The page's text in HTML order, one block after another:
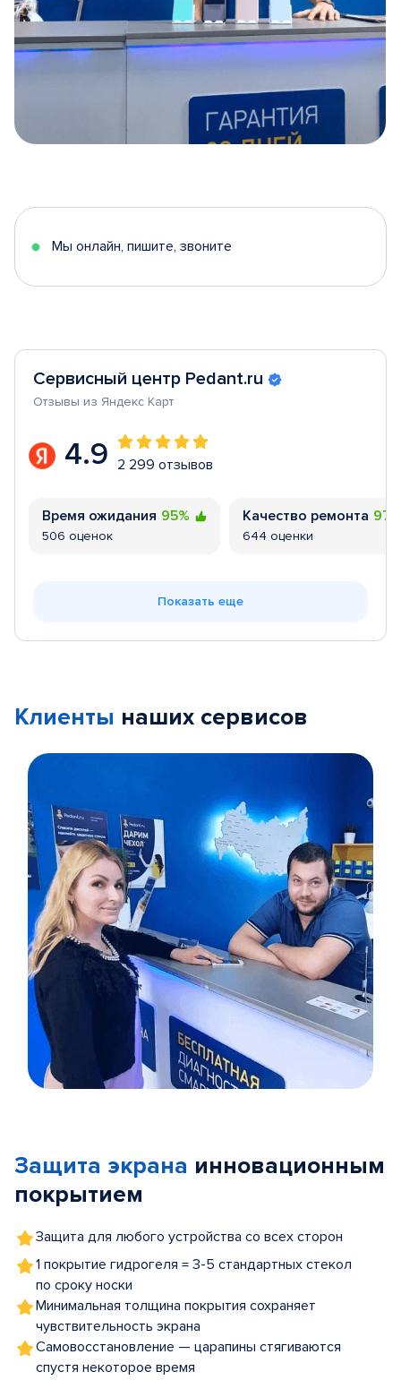
5
Мы онлайн, пишите, звоните
Сервисный центр Pedant.ru
Отзывы из Яндекс Карт
4.9 2 299 отзывов
Время ожидания 95%
506 оценок
Качество ремонта
644 оценки
Показать еще
Клиенты наших сервисов
5
Защита экрана инновационным
покрытием
Защита для любого устройства со всех сторон
1 покрытие гидрогеля = 3-5 стандартных стекол
по сроку носки
Минимальная толщина покрытия сохраняет
чувствительность экрана
Самовосстановление — царапины стягиваются
спустя некоторое время